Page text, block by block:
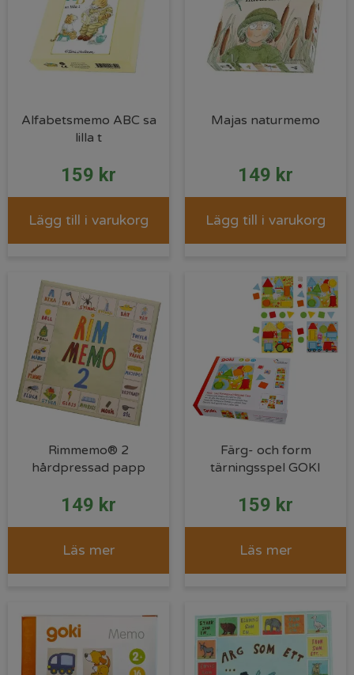
Alfabetsmemo ABC sa
lilla t
159 kr
Lägg till i varukorg
Majas naturmemo
149 kr
Lägg till i varukorg
Rimmemo® 2
hårdpressad papp
149 kr
Läs mer
Färg- och form
tärningsspel GOKI
159 kr
Läs mer